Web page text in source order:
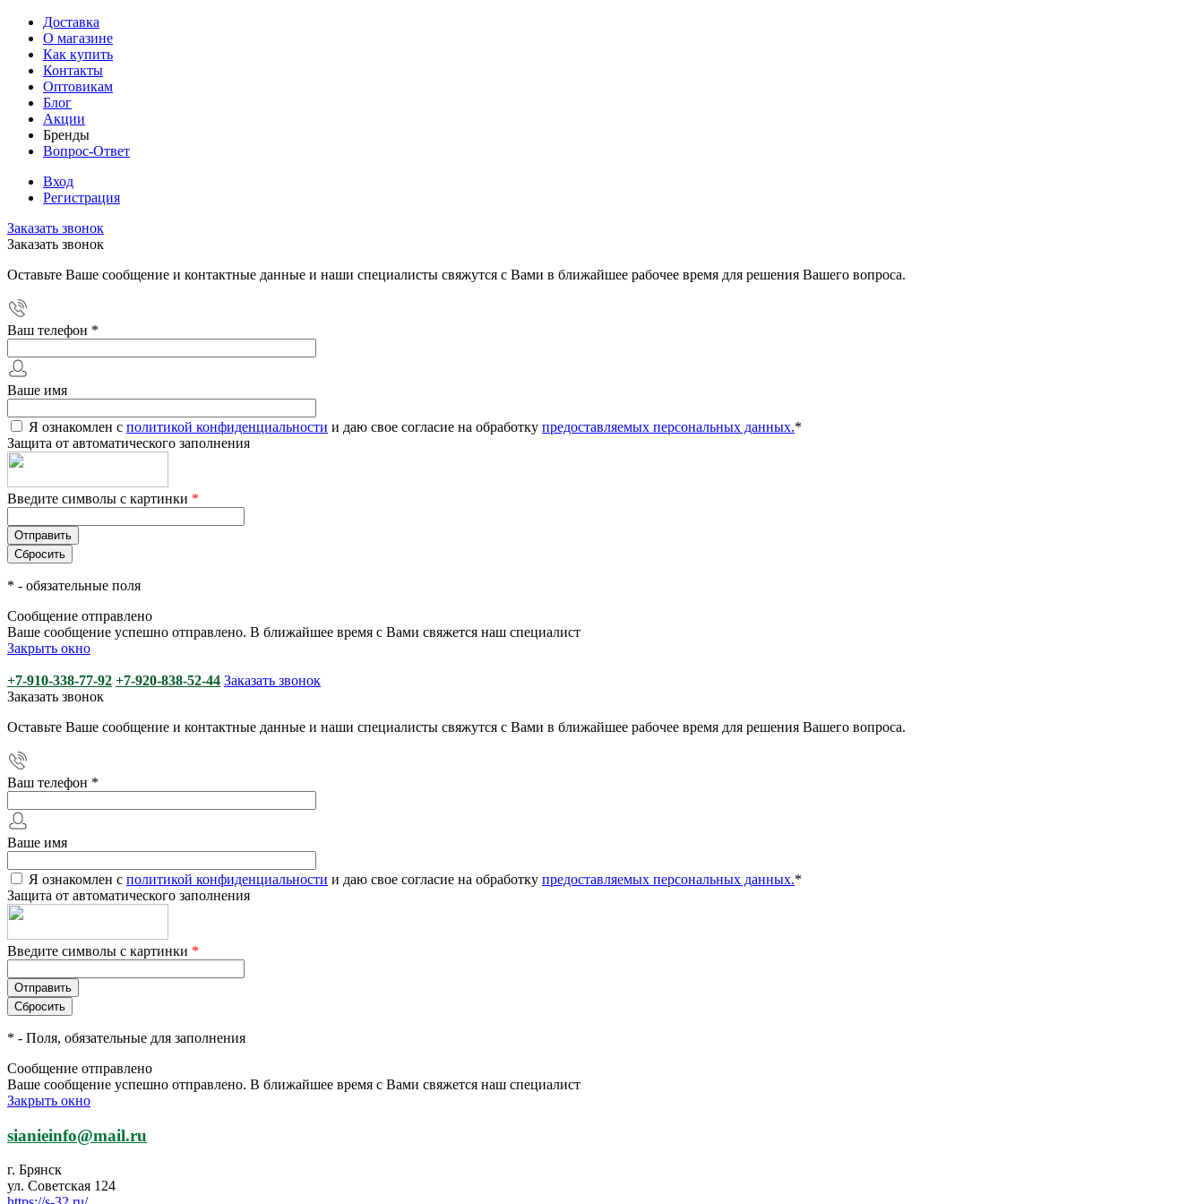
Доставка
О магазине
Как купить
Контакты
Оптовикам
Блог
Акции
Бренды
Вопрос-Ответ
Вход
Регистрация
Заказать звонок
Заказать звонок
Оставьте Ваше сообщение и контактные данные и наши специалисты свяжутся с Вами в ближайшее рабочее время для решения Вашего вопроса.
Ваш телефон *
Ваше имя
Я ознакомлен с политикой конфиденциальности и даю свое согласие на обработку предоставляемых персональных данных.*
Защита от автоматического заполнения
Введите символы с картинки *
* - обязательные поля
Сообщение отправлено
Ваше сообщение успешно отправлено. В ближайшее время с Вами свяжется наш специалист
Закрыть окно
+7-910-338-77-92 +7-920-838-52-44 Заказать звонок
Заказать звонок
Оставьте Ваше сообщение и контактные данные и наши специалисты свяжутся с Вами в ближайшее рабочее время для решения Вашего вопроса.
Ваш телефон *
Ваше имя
Я ознакомлен с политикой конфиденциальности и даю свое согласие на обработку предоставляемых персональных данных.*
Защита от автоматического заполнения
Введите символы с картинки *
* - Поля, обязательные для заполнения
Сообщение отправлено
Ваше сообщение успешно отправлено. В ближайшее время с Вами свяжется наш специалист
Закрыть окно
sianieinfo@mail.ru
г. Брянск
ул. Советская 124